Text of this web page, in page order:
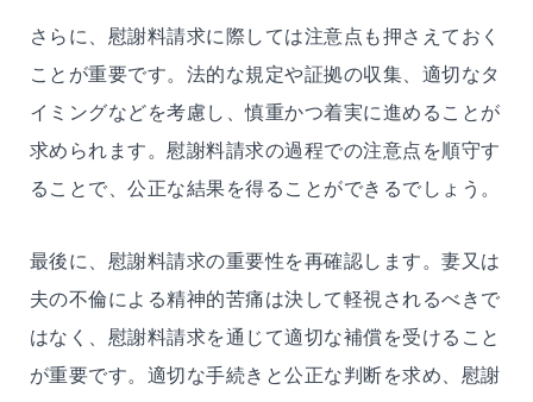
さらに、慰謝料請求に際しては注意点も押さえておく
ことが重要です。法的な規定や証拠の収集、適切なタ
イミングなどを考慮し、慎重かつ着実に進めることが
求められます。慰謝料請求の過程での注意点を順守す
ることで、公正な結果を得ることができるでしょう。
最後に、慰謝料請求の重要性を再確認します。妻又は
夫の不倫による精神的苦痛は決して軽視されるべきで
はなく、慰謝料請求を通じて適切な補償を受けること
が重要です。適切な手続きと公正な判断を求め、慰謝